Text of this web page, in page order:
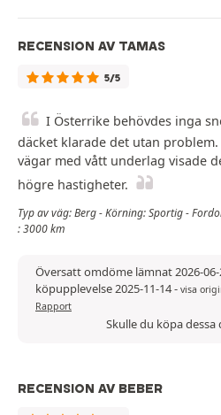
RECENSION AV TAMAS
5/5
I Österrike behövdes inga
däcket klarade det utan
vägar med vått underlag visade
högre hastigheter.
Typ av väg: Berg - Körning: Sportig -
: 3000 km
Översatt omdöme lämnat 2026-
köpupplevelse 2025-11-14- visa
Rapport
Skulle du köpa dessa
RECENSION AV BEBER